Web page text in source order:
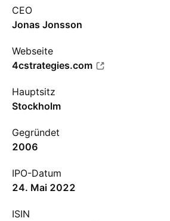
CEO
Jonas Jonsson
Webseite
4cstrategies.com
Hauptsitz
Stockholm
Gegründet
2006
IPO-Datum
24. Mai 2022
ISIN